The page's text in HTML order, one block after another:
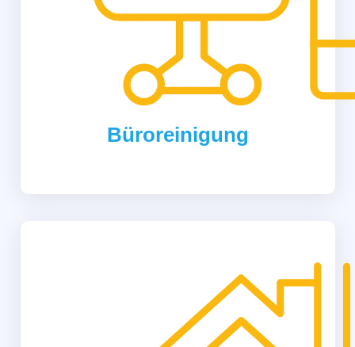
Büroreinigung